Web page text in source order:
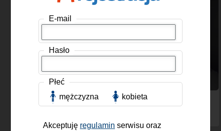
pokochajmnie, Kobieta,
34 lat
Pumka1981
lat
E-mail
Hasło
Płeć
mężczyzna
kobieta
Akceptuję regulamin serwisu oraz